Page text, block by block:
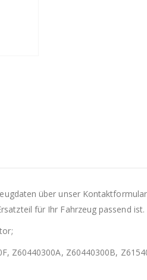
über unser
für Ihr Fahrzeug passend ist.
Z60440300A, Z60440300B,